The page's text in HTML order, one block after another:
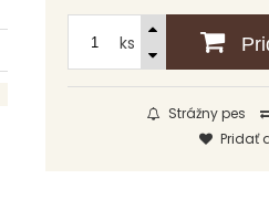
ks
Strážny pes
Pridať